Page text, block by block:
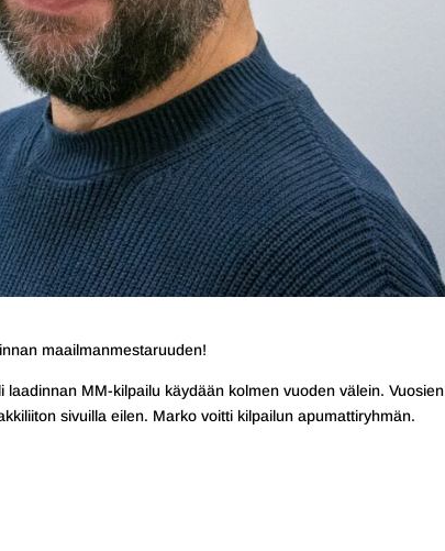
maailmanmestaruuden!
MM-kilpailu käydään kolmen vuoden välein. Vuosien
sivuilla eilen. Marko voitti kilpailun apumattiryhmän.